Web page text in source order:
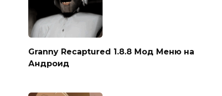
Granny Recaptured 1.8.8 Мод Меню на
Андроид